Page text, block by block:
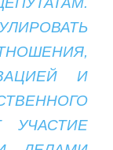
И
УЧАСТИЕ